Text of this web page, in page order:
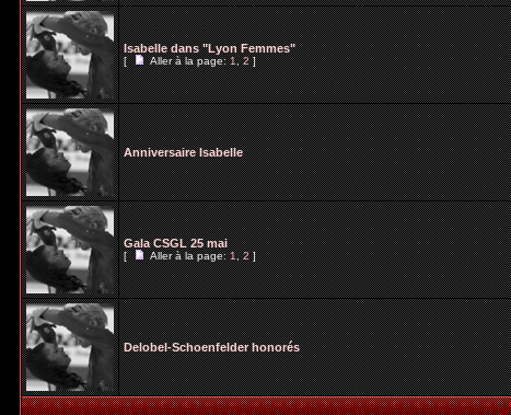
Isabelle dans "Lyon Femmes"
[ Aller à la page:1,2]
Anniversaire Isabelle
Gala CSGL 25 mai
[ Aller à la page:1,2]
Delobel-Schoenfelder honorés